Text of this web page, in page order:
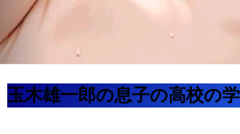
玉木雄一郎の息子の高校の